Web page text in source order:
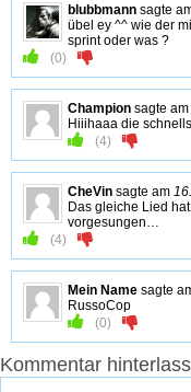
blubbmann sagte
übel ey ^^ wie der
sprint oder was ?
(0)
Champion sagte am
Hiiihaaa die
(4)
CheVin sagte am
Das gleiche Lied
vorgesungen…
(4)
Mein Name sagte
RussoCop
(0)
Kommentar